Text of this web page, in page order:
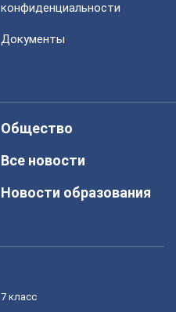
конфиденциальности
Документы
Общество
Все новости
Новости образования
7 класс